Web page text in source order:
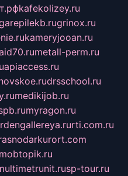
kafekolizey.ru
grinox.ru
kameryjooan.ru
metall-perm.ru
apiaccess.ru
drsschool.ru
medikijob.ru
myragon.ru
rti.com.ru
mobtopik.ru
sp-tour.ru